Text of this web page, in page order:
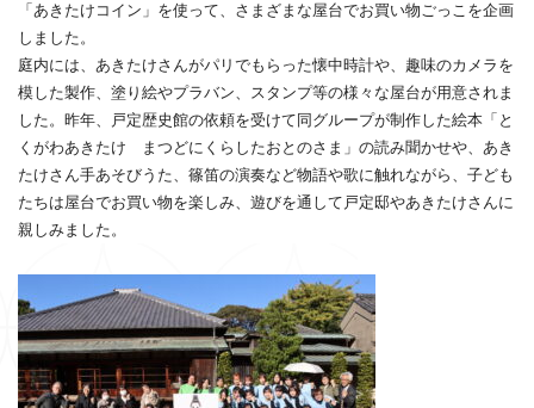
「あきたけコイン」を使って、さまざまな屋台でお買い物ごっこを企画
しました。
庭内には、あきたけさんがパリでもらった懐中時計や、趣味のカメラを
模した製作、塗り絵やプラバン、スタンプ等の様々な屋台が用意されま
した。昨年、戸定歴史館の依頼を受けて同グループが制作した絵本「と
くがわあきたけ まつどにくらしたおとのさま」の読み聞かせや、あき
たけさん手あそびうた、篠笛の演奏など物語や歌に触れながら、子ども
たちは屋台でお買い物を楽しみ、遊びを通して戸定邸やあきたけさんに
親しみました。